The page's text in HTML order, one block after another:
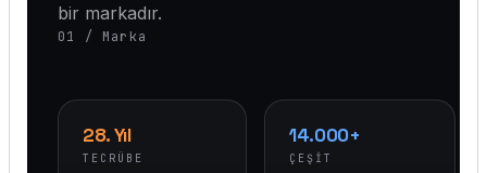
bir markadır.
01 / Marka
28. Yıl
TECRÜBE
14.000+
ÇEŞIT